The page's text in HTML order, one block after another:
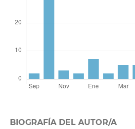
BIOGRAFÍA DEL AUTOR/A